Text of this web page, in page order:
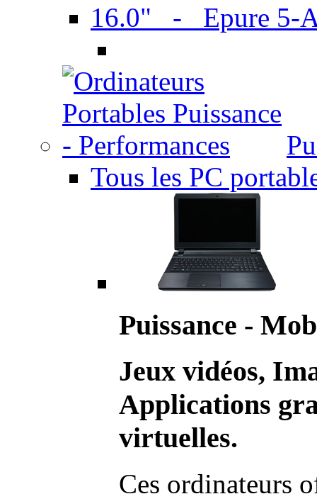
16.0" - Epure 5-
Tous les PC
Puissance -
Jeux vidéos,
Applications
virtuelles.
Ces ordinateurs